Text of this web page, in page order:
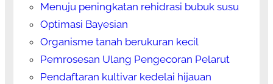
Menuju peningkatan rehidrasi bubuk susu
Optimasi Bayesian
Organisme tanah berukuran kecil
Pemrosesan Ulang Pengecoran Pelarut
Pendaftaran kultivar kedelai hijauan